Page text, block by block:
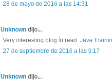
28 de mayo de 2016 a las 14:31
Unknown dijo...
Very interesting blog to read..Java
27 de septiembre de 2016 a las 9:17
Unknown dijo...